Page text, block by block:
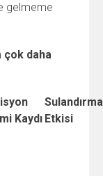
gelmeme
çok daha
Kaydı
Sulandırma
Etkisi